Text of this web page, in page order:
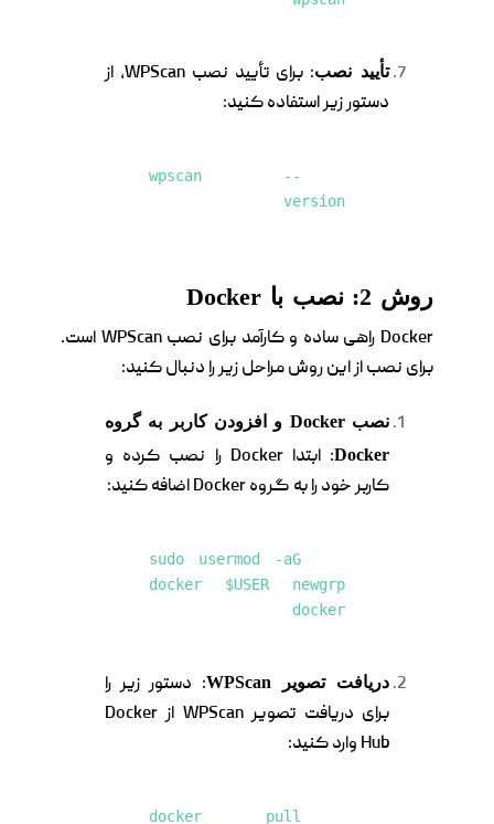
تأیید نصب
: برای تأیید نصب WPScan، از
دستور زیر استفاده کنید:
wpscan --
version
روش 2: نصب با Docker
Docker راهی ساده و کارآمد برای نصب WPScan است.
برای نصب از این روش مراحل زیر را دنبال کنید:
نصب Docker و افزودن کاربر به گروه
Docker
: ابتدا Docker را نصب کرده و
کاربر خود را به گروه Docker اضافه کنید:
sudo usermod -aG
docker $USER newgrp
docker
دریافت تصویر WPScan
: دستور زیر را
برای دریافت تصویر WPScan از Docker
Hub وارد کنید:
docker pull